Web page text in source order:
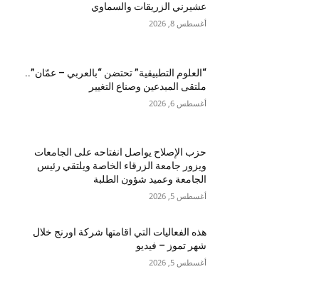
عشيرني الزريقات والسماوي
أغسطس 8, 2026
“العلوم التطبيقية” تحتضن “بالعربي – عمّان”..
ملتقى المبدعين وصناع التغيير
أغسطس 6, 2026
حزب الإصلاح يواصل انفتاحه على الجامعات
ويزور جامعة الزرقاء الخاصة ويلتقي رئيس
الجامعة وعميد شؤون الطلبة
أغسطس 5, 2026
هذه الفعاليات التي اقامتها شركة اورنج خلال
شهر تموز – فيديو
أغسطس 5, 2026